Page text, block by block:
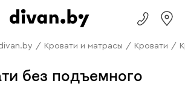
/ Кровати и матрасы / Кровати /
без подъемного